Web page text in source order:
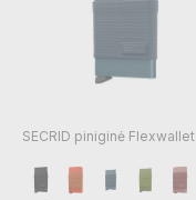
SECRID piniginė Flexwallet